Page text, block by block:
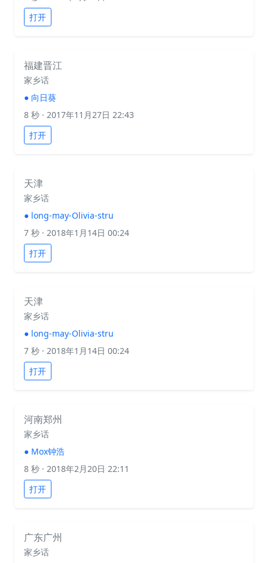
打开
福建晋江
家乡话
● 向日葵
8 秒 · 2017年11月27日 22:43
打开
天津
家乡话
● long-may-Olivia-stru
7 秒 · 2018年1月14日 00:24
打开
天津
家乡话
● long-may-Olivia-stru
7 秒 · 2018年1月14日 00:24
打开
河南郑州
家乡话
● Mox钟浩
8 秒 · 2018年2月20日 22:11
打开
广东广州
家乡话